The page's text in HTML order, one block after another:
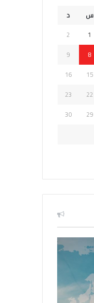
س
د
1
2
8
9
15
16
22
23
29
30